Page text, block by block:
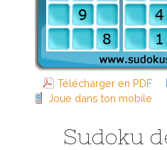
Télécharger en PDF
Joue dans ton mobile
Sudoku